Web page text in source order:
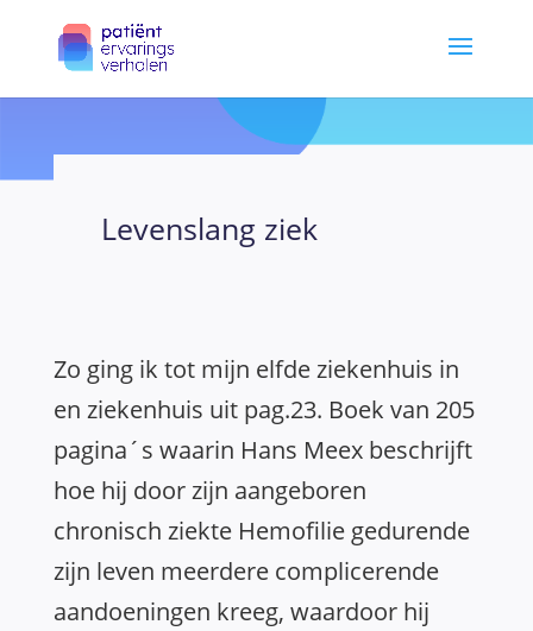
Levenslang ziek
Zo ging ik tot mijn elfde ziekenhuis in
en ziekenhuis uit pag.23. Boek van 205
pagina´s waarin Hans Meex beschrijft
hoe hij door zijn aangeboren
chronisch ziekte Hemofilie gedurende
zijn leven meerdere complicerende
aandoeningen kreeg, waardoor hij